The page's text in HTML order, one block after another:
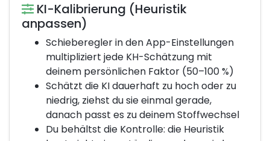
KI-Kalibrierung (Heuristik
anpassen)
Schieberegler in den App-Einstellungen
multipliziert jede KH-Schätzung mit
deinem persönlichen Faktor (50–100 %)
Schätzt die KI dauerhaft zu hoch oder zu
niedrig, ziehst du sie einmal gerade,
danach passt es zu deinem Stoffwechsel
Du behältst die Kontrolle: die Heuristik